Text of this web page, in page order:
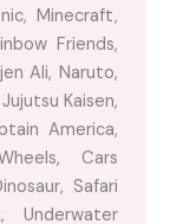
Minecraft,
Friends,
Ali, Naruto,
Kaisen,
America,
Cars
Safari
Underwater